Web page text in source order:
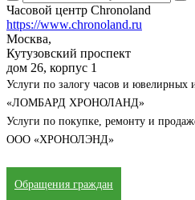
Часовой центр Chronoland
https://www.chronoland.ru
Москва,
Кутузовский проспект
дом 26, корпус 1
Услуги по залогу часов и ювелирных
«ЛОМБАРД ХРОНОЛАНД»
Услуги по покупке, ремонту и
ООО «ХРОНОЛЭНД»
Обращения граждан